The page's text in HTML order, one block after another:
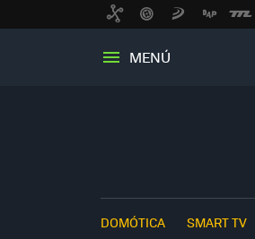
MENÚ
DOMÓTICA SMART TV